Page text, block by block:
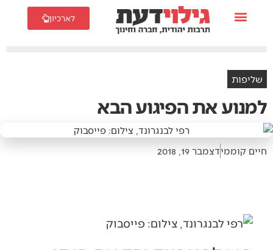
לארכיון
שליפות
למנוע את הפיגוע הבא
חיים קוממידצמבר 19, 2018